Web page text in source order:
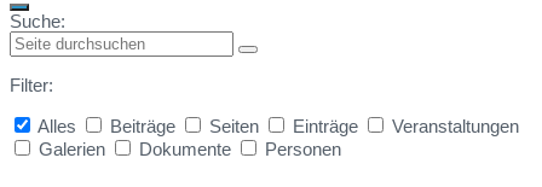
Suche:
Filter:
Alles
Beiträge Seiten Einträge
Veranstaltungen
Galerien
Dokumente Personen